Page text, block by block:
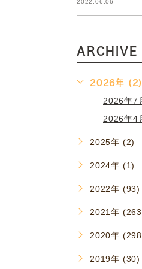
ARCHIVE
2026年 (2)
2026年7
2026年4
2025年 (2)
2024年 (1)
2022年 (93)
2021年
2020年
2019年 (30)